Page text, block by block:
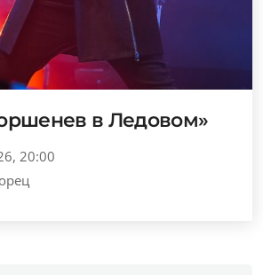
в Ледовом»
20:00